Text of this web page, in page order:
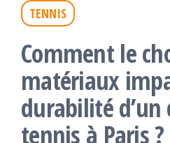
TENNIS
Comment le
matériaux
durabilité d’un
tennis à Paris ?